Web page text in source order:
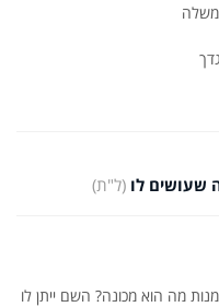
שעושים לו (ל"ת)
מה הוא מכונה? השם ייתן לו